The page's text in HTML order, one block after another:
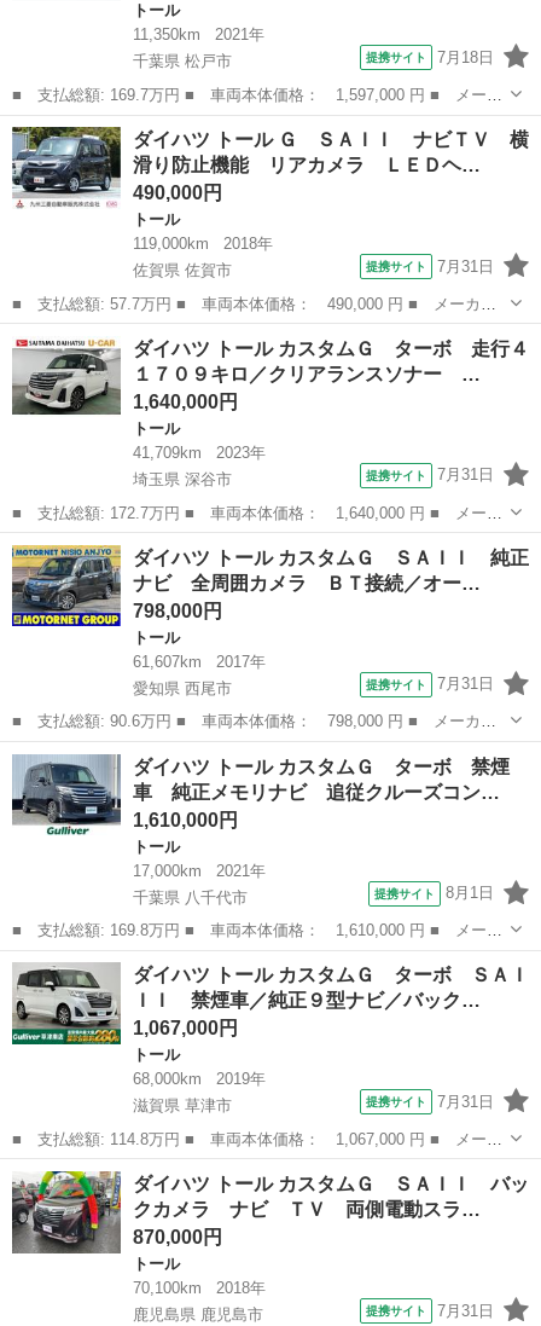
トール
11,350km
2021年
千葉県 松戸市
提携サイト 7月18日
■ 支払総額: 169.7万円 ■ 車両本体価格： 1,597,000 円 ■ メーカ
ー名： ダイハツ ■ 車種名： トール ■ グレード名： カスタム
Ｇ ターボ 両側パワースライドドア 純正メモリナビ フルセグＴ
Ｖ 衝突...
千葉 松戸市 トール
ダイハツ トール Ｇ ＳＡＩＩ ナビＴＶ 横
滑り防止機能 リアカメラ ＬＥＤヘ…
490,000円
トール
119,000km
2018年
佐賀県 佐賀市
提携サイト 7月31日
■ 支払総額: 57.7万円 ■ 車両本体価格： 490,000 円 ■ メーカー
名： ダイハツ ■ 車種名： トール ■ グレード名： Ｇ ＳＡＩ
Ｉ ナビＴＶ 横滑り防止機能 リアカメラ ＬＥＤヘッドランプ
両側オートス...
佐賀 佐賀市 トール
ダイハツ トール カスタムＧ ターボ 走行４
１７０９キロ／クリアランスソナー …
1,640,000円
トール
41,709km
2023年
埼玉県 深谷市
提携サイト 7月31日
■ 支払総額: 172.7万円 ■ 車両本体価格： 1,640,000 円 ■ メーカ
ー名： ダイハツ ■ 車種名： トール ■ グレード名： カスタム
Ｇ ターボ 走行４１７０９キロ／クリアランスソナー １年保証・
走行距離...
埼玉 深谷市 トール
ダイハツ トール カスタムＧ ＳＡＩＩ 純正
ナビ 全周囲カメラ ＢＴ接続／オー…
798,000円
トール
61,607km
2017年
愛知県 西尾市
提携サイト 7月31日
■ 支払総額: 90.6万円 ■ 車両本体価格： 798,000 円 ■ メーカー
名： ダイハツ ■ 車種名： トール ■ グレード名： カスタム
Ｇ ＳＡＩＩ 純正ナビ 全周囲カメラ ＢＴ接続／オーディオ Ｃ
Ｄ／ＤＶＤ再生...
愛知 西尾市 トール
ダイハツ トール カスタムＧ ターボ 禁煙
車 純正メモリナビ 追従クルーズコン…
1,610,000円
トール
17,000km
2021年
千葉県 八千代市
提携サイト 8月1日
■ 支払総額: 169.8万円 ■ 車両本体価格： 1,610,000 円 ■ メーカ
ー名： ダイハツ ■ 車種名： トール ■ グレード名： カスタム
Ｇ ターボ 禁煙車 純正メモリナビ 追従クルーズコントロール
両側電動...
千葉 八千代市 トール
ダイハツ トール カスタムＧ ターボ ＳＡＩ
ＩＩ 禁煙車／純正９型ナビ／バック…
1,067,000円
トール
68,000km
2019年
滋賀県 草津市
提携サイト 7月31日
■ 支払総額: 114.8万円 ■ 車両本体価格： 1,067,000 円 ■ メーカ
ー名： ダイハツ ■ 車種名： トール ■ グレード名： カスタム
Ｇ ターボ ＳＡＩＩＩ 禁煙車／純正９型ナビ／バックカメラ／両
側パワー...
滋賀 草津市 トール
ダイハツ トール カスタムＧ ＳＡＩＩ バッ
クカメラ ナビ ＴＶ 両側電動スラ…
870,000円
トール
70,100km
2018年
鹿児島県 鹿児島市
提携サイト 7月31日